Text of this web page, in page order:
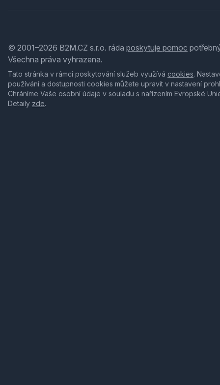
© 2001–2026 B2M.CZ s.r.o. ráda poskytuje pomoc
Všechna práva vyhrazena.
Tato stránka v rámci poskytování služeb využívá cookies.
používání a dostupnosti cookies můžete upravit v nastavení
Chráníme Vaše osobní údaje v souladu s nařízením Evropské
Detaily zde.